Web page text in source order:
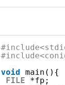
void main(){
FILE
*fp;